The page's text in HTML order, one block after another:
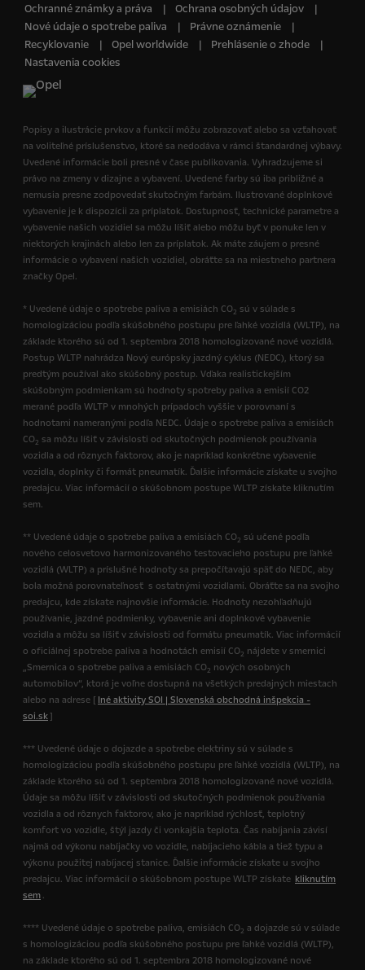
Ochranné známky a práva
Ochrana osobných údajov
Nové údaje o spotrebe paliva
Právne oznámenie
Recyklovanie
Opel worldwide
Prehlásenie o zhode
Nastavenia cookies
Popisy a ilustrácie prvkov a funkcií môžu zobrazovať alebo sa vzťahovať
na voliteľné príslušenstvo, ktoré sa nedodáva v rámci štandardnej výbavy.
Uvedené informácie boli presné v čase publikovania. Vyhradzujeme si
právo na zmeny v dizajne a vybavení. Uvedené farby sú iba približné a
nemusia presne zodpovedať skutočným farbám. Ilustrované doplnkové
vybavenie je k dispozícii za príplatok. Dostupnosť, technické parametre a
vybavenie našich vozidiel sa môžu líšiť alebo môžu byť v ponuke len v
niektorých krajinách alebo len za príplatok. Ak máte záujem o presné
informácie o vybavení našich vozidiel, obráťte sa na miestneho partnera
značky Opel.
* Uvedené údaje o spotrebe paliva a emisiách CO2 sú v súlade s
homologizáciou podľa skúšobného postupu pre ľahké vozidlá (WLTP), na
základe ktorého sú od 1. septembra 2018 homologizované nové vozidlá.
Postup WLTP nahrádza Nový európsky jazdný cyklus (NEDC), ktorý sa
predtým používal ako skúšobný postup. Vďaka realistickejším
skúšobným podmienkam sú hodnoty spotreby paliva a emisií CO2
merané podľa WLTP v mnohých prípadoch vyššie v porovnaní s
hodnotami nameranými podľa NEDC. Údaje o spotrebe paliva a emisiách
CO2 sa môžu líšiť v závislosti od skutočných podmienok používania
vozidla a od rôznych faktorov, ako je napríklad konkrétne vybavenie
vozidla, doplnky či formát pneumatík. Ďalšie informácie získate u svojho
predajcu. Viac informácií o skúšobnom postupe WLTP získate kliknutím
sem.
** Uvedené údaje o spotrebe paliva a emisiách CO2 sú učené podľa
nového celosvetovo harmonizovaného testovacieho postupu pre ľahké
vozidlá (WLTP) a príslušné hodnoty sa prepočítavajú späť do NEDC, aby
bola možná porovnateľnosť s ostatnými vozidlami. Obráťte sa na svojho
predajcu, kde získate najnovšie informácie. Hodnoty nezohľadňujú
používanie, jazdné podmienky, vybavenie ani doplnkové vybavenie
vozidla a môžu sa líšiť v závislosti od formátu pneumatík. Viac informácií
o oficiálnej spotrebe paliva a hodnotách emisií CO2 nájdete v smernici
„Smernica o spotrebe paliva a emisiách CO2 nových osobných
automobilov“, ktorá je voľne dostupná na všetkých predajných miestach
alebo na adrese [ Iné aktivity SOI | Slovenská obchodná inšpekcia -
soi.sk]
*** Uvedené údaje o dojazde a spotrebe elektriny sú v súlade s
homologizáciou podľa skúšobného postupu pre ľahké vozidlá (WLTP), na
základe ktorého sú od 1. septembra 2018 homologizované nové vozidlá.
Údaje sa môžu líšiť v závislosti od skutočných podmienok používania
vozidla a od rôznych faktorov, ako je napríklad rýchlosť, teplotný
komfort vo vozidle, štýl jazdy či vonkajšia teplota. Čas nabíjania závisí
najmä od výkonu nabíjačky vo vozidle, nabíjacieho kábla a tiež typu a
výkonu použitej nabíjacej stanice. Ďalšie informácie získate u svojho
predajcu. Viac informácií o skúšobnom postupe WLTP získate kliknutím
sem .
**** Uvedené údaje o spotrebe paliva, emisiách CO2 a dojazde sú v súlade
s homologizáciou podľa skúšobného postupu pre ľahké vozidlá (WLTP),
na základe ktorého sú od 1. septembra 2018 homologizované nové